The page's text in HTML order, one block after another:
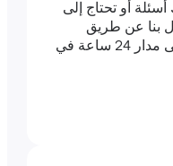
أو تحتاج إلى
طريق
الدردشة والبريد الإلكتروني على مدار 24 ساعة في